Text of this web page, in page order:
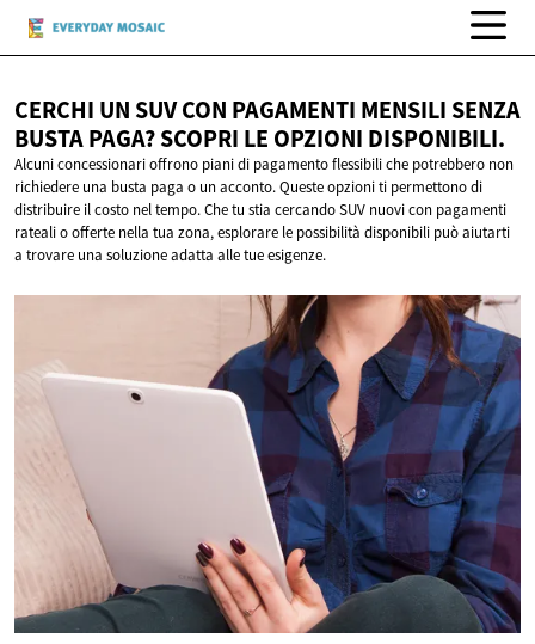
CERCHI UN SUV CON PAGAMENTI MENSILI SENZA
BUSTA PAGA? SCOPRI LE OPZIONI DISPONIBILI.
Alcuni concessionari offrono piani di pagamento flessibili che potrebbero non
richiedere una busta paga o un acconto. Queste opzioni ti permettono di
distribuire il costo nel tempo. Che tu stia cercando SUV nuovi con pagamenti
rateali o offerte nella tua zona, esplorare le possibilità disponibili può aiutarti
a trovare una soluzione adatta alle tue esigenze.